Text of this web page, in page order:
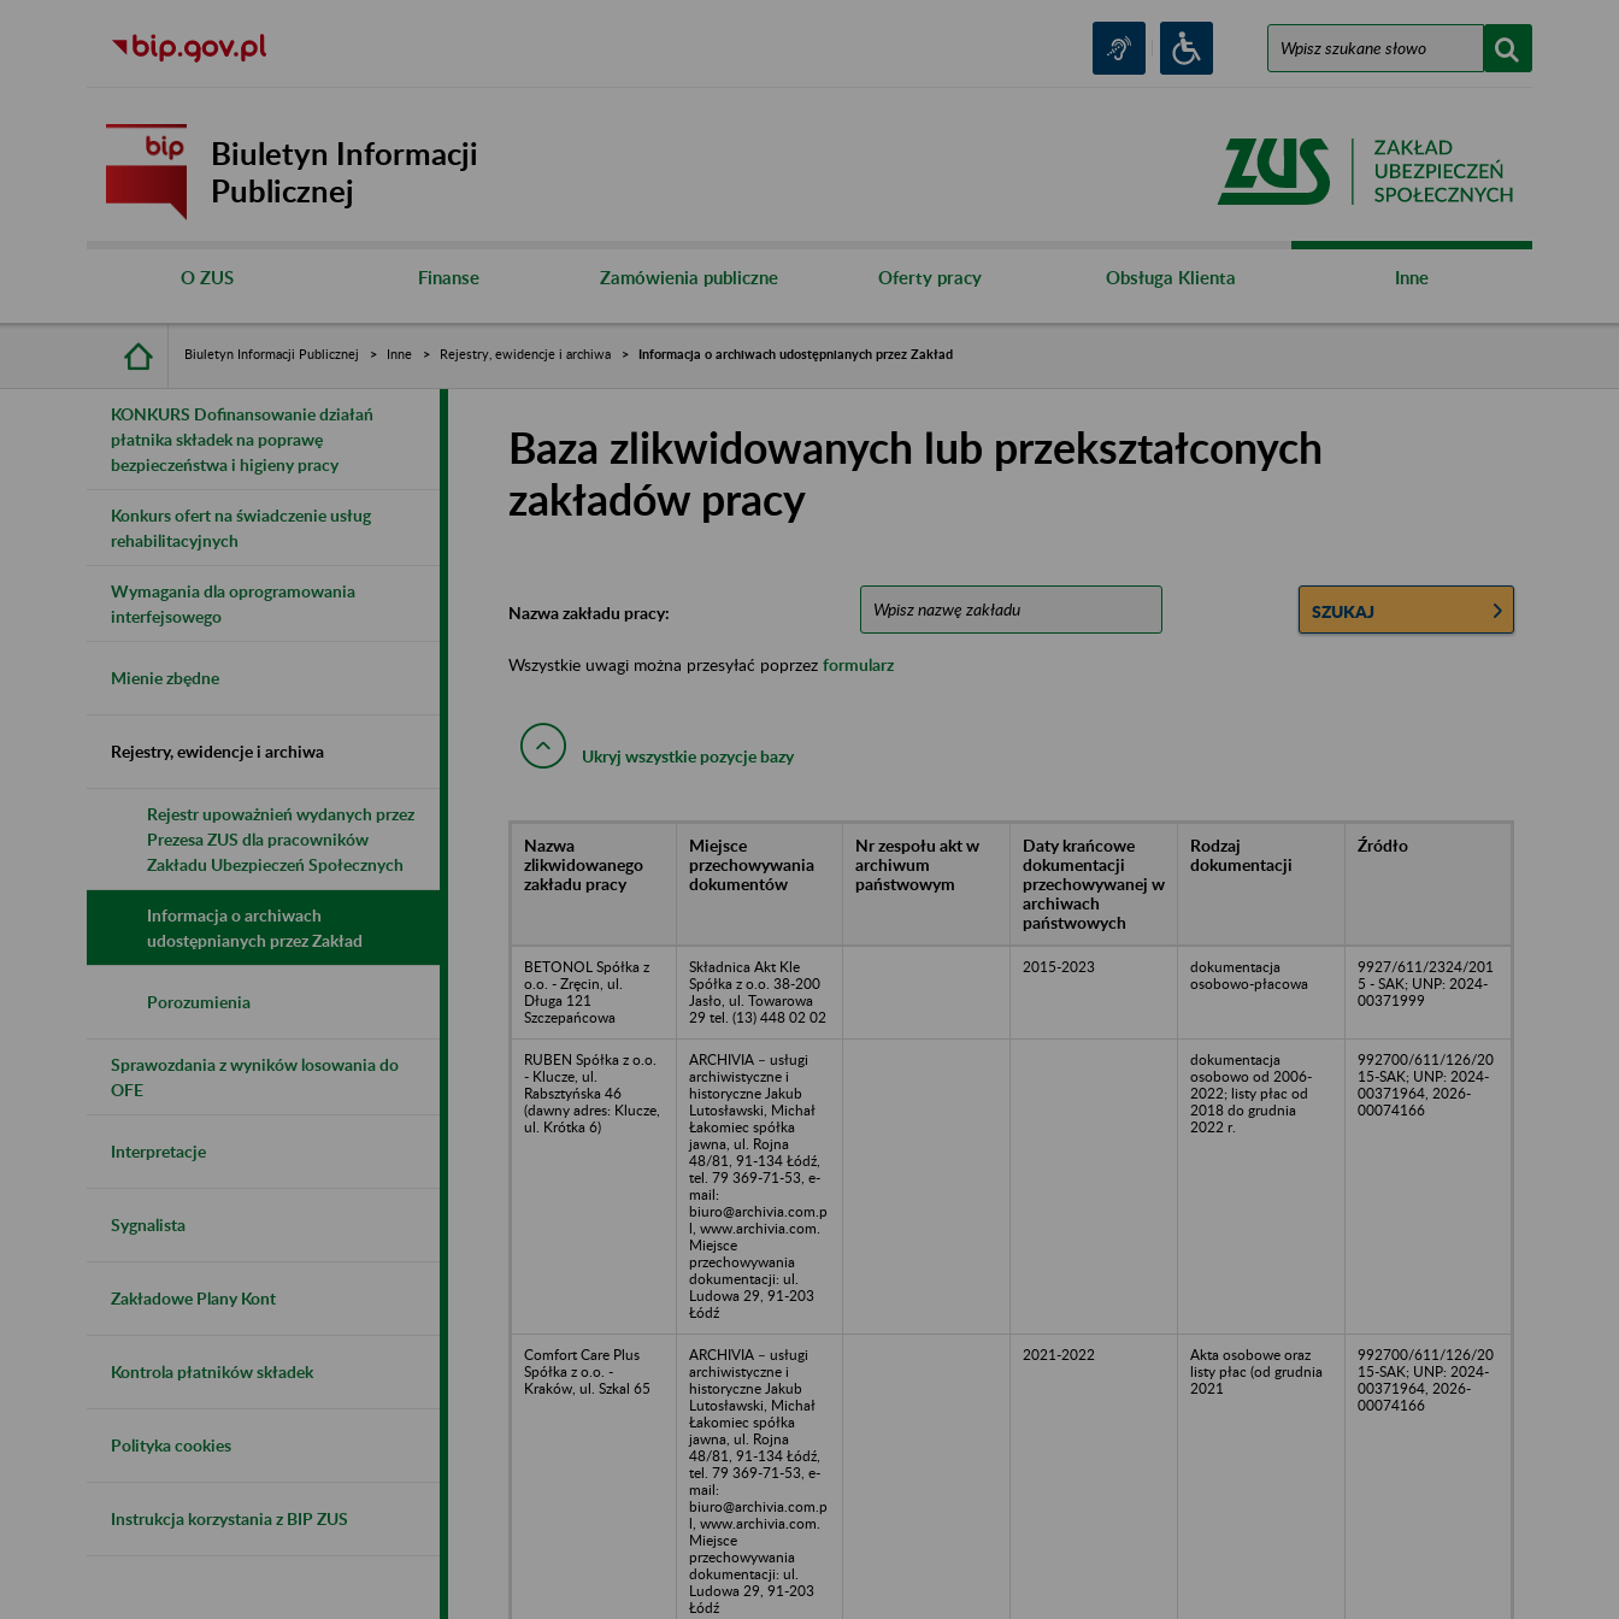
Biuletyn Informacji
Publicznej
O ZUS Finanse Zamówienia publiczne Oferty pracy Obsługa Klienta Inne
Biuletyn Informacji Publicznej Inne Rejestry, ewidencje i archiwa Informacja o archiwach udostępnianych przez Zakład
KONKURS Dofinansowanie działań
płatnika składek na poprawę
bezpieczeństwa i higieny pracy
Konkurs ofert na świadczenie usług
rehabilitacyjnych
Wymagania dla oprogramowania
interfejsowego
Mienie zbędne
Rejestry, ewidencje i archiwa
Rejestr upoważnień wydanych przez
Prezesa ZUS dla pracowników
Zakładu Ubezpieczeń Społecznych
Informacja o archiwach
udostępnianych przez Zakład
Porozumienia
Sprawozdania z wyników losowania do
OFE
Interpretacje
Sygnalista
Zakładowe Plany Kont
Kontrola płatników składek
Polityka cookies
Instrukcja korzystania z BIP ZUS
Baza zlikwidowanych lub przekształconych
zakładów pracy
Nazwa zakładu pracy: SZUKAJ
Wszystkie uwagi można przesyłać poprzez formularz
Ukryj wszystkie pozycje bazy
Nazwa
zlikwidowanego
zakładu pracy
Miejsce
przechowywania
dokumentów
Nr zespołu akt w
archiwum
państwowym
Daty krańcowe
dokumentacji
przechowywanej w
archiwach
państwowych
Rodzaj
dokumentacji
Źródło
BETONOL Spółka z
o.o. - Zręcin, ul.
Długa 121
Szczepańcowa
Składnica Akt Kle
Spółka z o.o. 38-200
Jasło, ul. Towarowa
29 tel. (13) 448 02 02
2015-2023
dokumentacja
osobowo-płacowa
9927/611/2324/201
5 - SAK; UNP: 2024-
00371999
RUBEN Spółka z o.o.
- Klucze, ul.
Rabsztyńska 46
(dawny adres: Klucze,
ul. Krótka 6)
ARCHIVIA – usługi
archiwistyczne i
historyczne Jakub
Lutosławski, Michał
Łakomiec spółka
jawna, ul. Rojna
48/81, 91-134 Łódź,
tel. 79 369-71-53, e-
mail:
biuro@archivia.com.p
l, www.archivia.com.
Miejsce
przechowywania
dokumentacji: ul.
Ludowa 29, 91-203
Łódź
dokumentacja
osobowo od 2006-
2022; listy płac od
2018 do grudnia
2022 r.
992700/611/126/20
15-SAK; UNP: 2024-
00371964, 2026-
00074166
Comfort Care Plus
Spółka z o.o. -
Kraków, ul. Szkal 65
ARCHIVIA – usługi
archiwistyczne i
historyczne Jakub
Lutosławski, Michał
Łakomiec spółka
jawna, ul. Rojna
48/81, 91-134 Łódź,
tel. 79 369-71-53, e-
mail:
biuro@archivia.com.p
l, www.archivia.com.
Miejsce
przechowywania
dokumentacji: ul.
Ludowa 29, 91-203
Łódź
2021-2022
Akta osobowe oraz
listy płac (od grudnia
2021
992700/611/126/20
15-SAK; UNP: 2024-
00371964, 2026-
00074166